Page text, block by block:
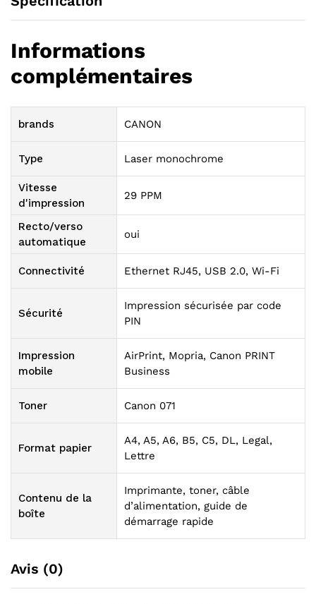
Informations
complémentaires
brands CANON
Type Laser monochrome
Vitesse
d'impression
29 PPM
Recto/verso
automatique
oui
Connectivité Ethernet RJ45, USB 2.0, Wi-Fi
Sécurité
Impression sécurisée par code
PIN
Impression
mobile
AirPrint, Mopria, Canon PRINT
Business
Toner Canon 071
Format papier
A4, A5, A6, B5, C5, DL, Legal,
Lettre
Contenu de la
boîte
Imprimante, toner, câble
d’alimentation, guide de
démarrage rapide
Avis (0)